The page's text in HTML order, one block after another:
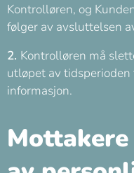
Kontrolløren, og
følger av avsluttelsen
2. Kontrolløren må
utløpet av
informasjon.